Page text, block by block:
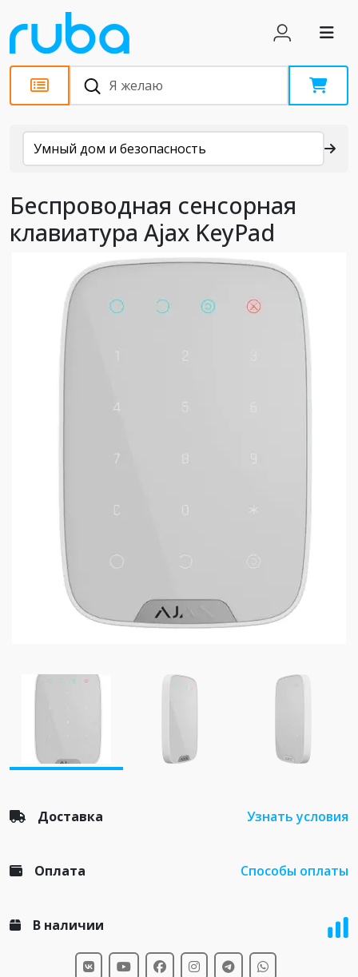
Каталог
Умный дом и безопасность
Беспроводная сенсорная
клавиатура Ajax KeyPad
Доставка Узнать условия
Оплата Способы оплаты
В наличии